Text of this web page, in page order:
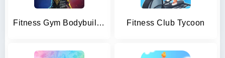
Fitness Gym Bodybuilding Pump Fitness Club Tycoon